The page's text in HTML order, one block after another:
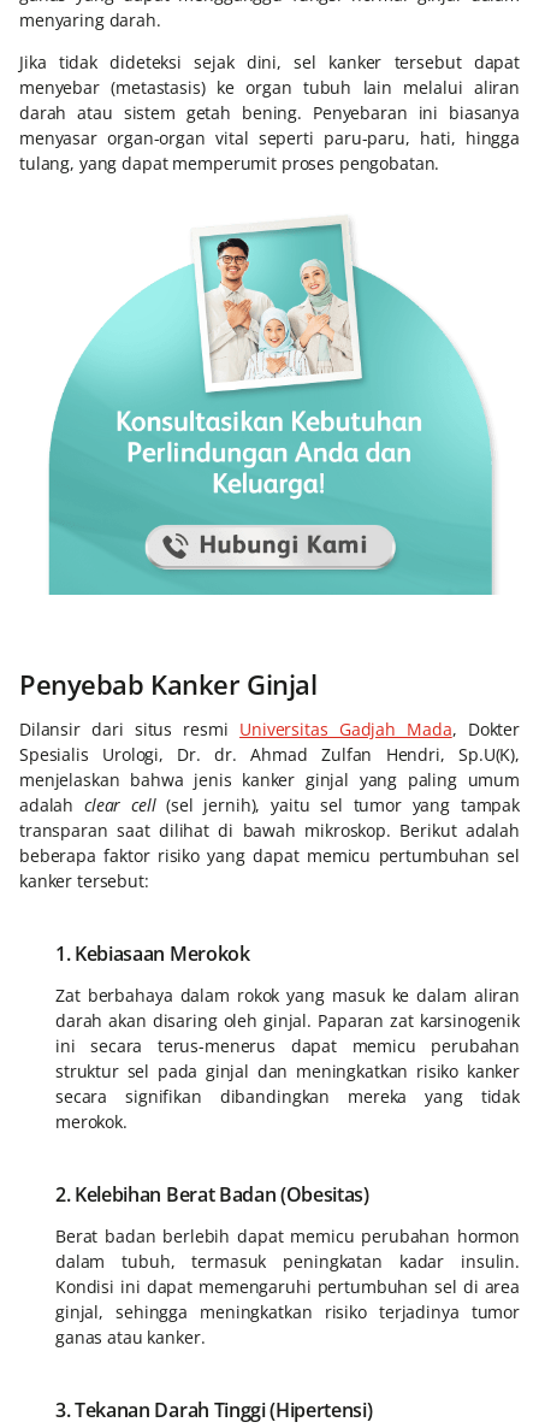
menyaring darah.
Jika tidak dideteksi sejak dini, sel kanker tersebut dapat
menyebar (metastasis) ke organ tubuh lain melalui aliran
darah atau sistem getah bening. Penyebaran ini biasanya
menyasar organ-organ vital seperti paru-paru, hati, hingga
tulang, yang dapat memperumit proses pengobatan.
Penyebab Kanker Ginjal
Dilansir dari situs resmi Universitas Gadjah Mada, Dokter
Spesialis Urologi, Dr. dr. Ahmad Zulfan Hendri, Sp.U(K),
menjelaskan bahwa jenis kanker ginjal yang paling umum
adalah clear cell(sel jernih), yaitu sel tumor yang tampak
transparan saat dilihat di bawah mikroskop. Berikut adalah
beberapa faktor risiko yang dapat memicu pertumbuhan sel
kanker tersebut:
1. Kebiasaan Merokok
Zat berbahaya dalam rokok yang masuk ke dalam aliran
darah akan disaring oleh ginjal. Paparan zat karsinogenik
ini secara terus-menerus dapat memicu perubahan
struktur sel pada ginjal dan meningkatkan risiko kanker
secara signifikan dibandingkan mereka yang tidak
merokok.
2. Kelebihan Berat Badan (Obesitas)
Berat badan berlebih dapat memicu perubahan hormon
dalam tubuh, termasuk peningkatan kadar insulin.
Kondisi ini dapat memengaruhi pertumbuhan sel di area
ginjal, sehingga meningkatkan risiko terjadinya tumor
ganas atau kanker.
3. Tekanan Darah Tinggi (Hipertensi)